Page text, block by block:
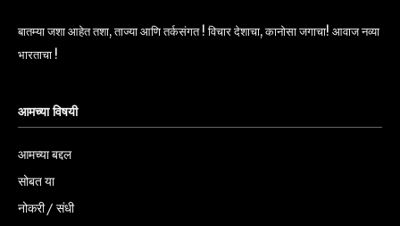
बातम्या जशा आहेत तशा, ताज्या आणि तर्कसंगत ! विचार देशाचा, कानोसा जगाचा! आवाज नव्या
भारताचा !
आमच्या विषयी
आमच्या बद्दल
सोबत या
नोकरी / संधी